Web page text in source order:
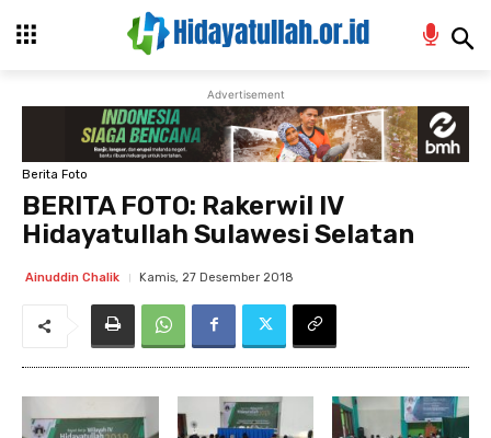
Advertisement
Berita Foto
BERITA FOTO: Rakerwil IV
Hidayatullah Sulawesi Selatan
Ainuddin Chalik Kamis, 27 Desember 2018